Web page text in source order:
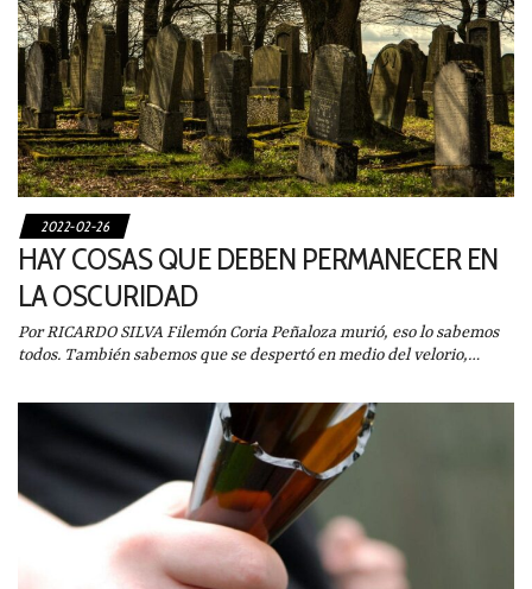
2022-02-26
HAY COSAS QUE DEBEN PERMANECER EN
LA OSCURIDAD
Por RICARDO SILVA Filemón Coria Peñaloza murió, eso lo sabemos
todos. También sabemos que se despertó en medio del velorio,…